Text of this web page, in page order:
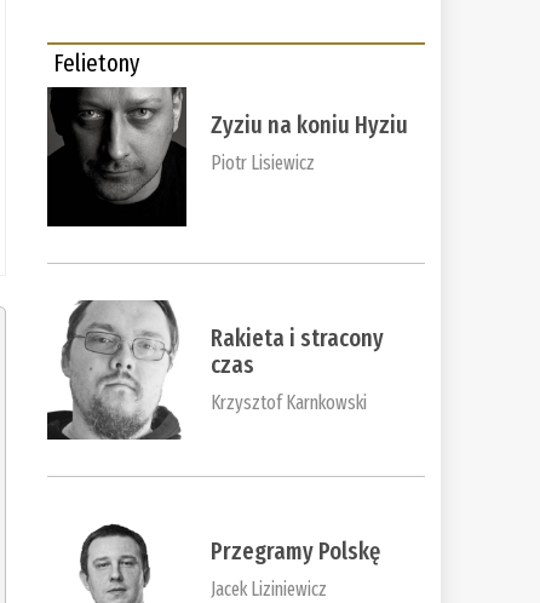
Felietony
Zyziu na koniu Hyziu
Piotr Lisiewicz
Rakieta i stracony
czas
Krzysztof Karnkowski
Przegramy Polskę
Jacek Liziniewicz